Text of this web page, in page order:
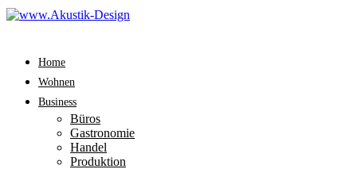
Home
Wohnen
Business
Büros
Gastronomie
Handel
Produktion